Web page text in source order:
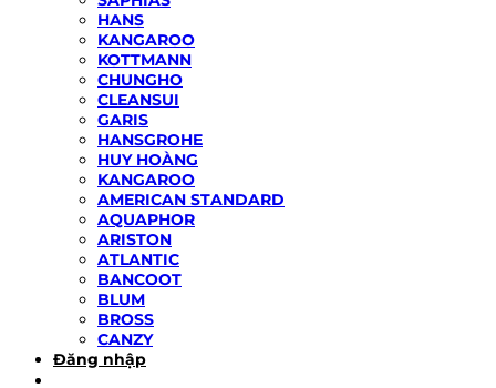
HANS
KANGAROO
KOTTMANN
CHUNGHO
CLEANSUI
GARIS
HANSGROHE
HUY HOÀNG
KANGAROO
AMERICAN STANDARD
AQUAPHOR
ARISTON
ATLANTIC
BANCOOT
BLUM
BROSS
CANZY
Đăng nhập